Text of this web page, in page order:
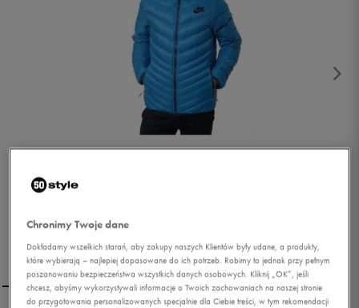
Chronimy Twoje dane
Dokładamy wszelkich starań, aby zakupy naszych Klientów były udane, a produkty,
które wybierają – najlepiej dopasowane do ich potrzeb. Robimy to jednak przy pełnym
poszanowaniu bezpieczeństwa wszystkich danych osobowych. Kliknij „OK”, jeśli
chcesz, abyśmy wykorzystywali informacje o Twoich zachowaniach na naszej stronie
do przygotowania personalizowanych specjalnie dla Ciebie treści, w tym rekomendacji